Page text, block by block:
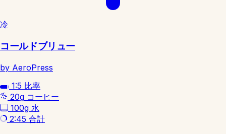
冷
コールドブリュー
by AeroPress
1:5 比率
20g コーヒー
100g 水
2:45 合計